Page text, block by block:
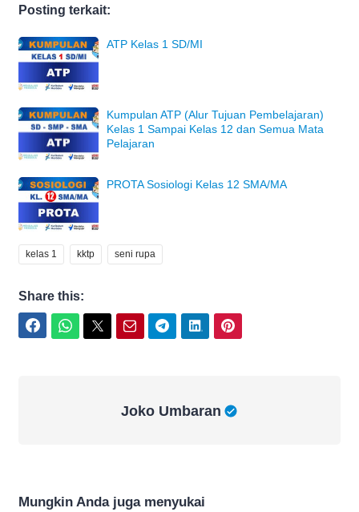
Posting terkait:
ATP Kelas 1 SD/MI
Kumpulan ATP (Alur Tujuan Pembelajaran)
Kelas 1 Sampai Kelas 12 dan Semua Mata
Pelajaran
PROTA Sosiologi Kelas 12 SMA/MA
kelas 1 kktp seni rupa
Share this:
Joko Umbaran
Mungkin Anda juga menyukai